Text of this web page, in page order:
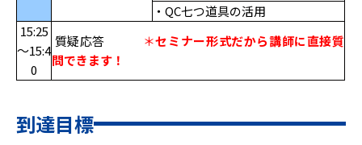
・QC七つ道具の活用
15:25
～15:4
0
質疑応答 ＊セミナー形式だから講師に直接質
問できます！
到達目標